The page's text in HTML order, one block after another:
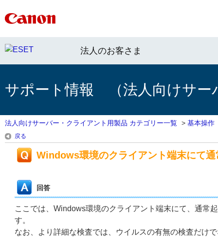
法人のお客さま
サポート情報 （法人向けサー
法人向けサーバー・クライアント用製品 カテゴリー一覧 > 基本操作
戻る
Windows環境のクライアント端末にて
回答
ここでは、Windows環境のクライアント端末にて、通常
す。
なお、より詳細な検査では、ウイルスの有無の検査だけ